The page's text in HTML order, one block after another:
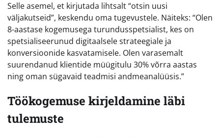
Selle asemel, et kirjutada lihtsalt “otsin uusi
väljakutseid”, keskendu oma tugevustele. Näiteks: “Olen
8-aastase kogemusega turundusspetsialist, kes on
spetsialiseerunud digitaalsele strateegiale ja
konversioonide kasvatamisele. Olen varasemalt
suurendanud klientide müügitulu 30% võrra aastas
ning oman sügavaid teadmisi andmeanalüüsis.”
Töökogemuse kirjeldamine läbi
tulemuste